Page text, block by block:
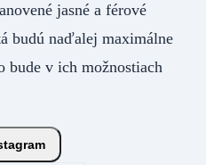
jasné a férové
budú naďalej maximálne
bude v ich možnostiach